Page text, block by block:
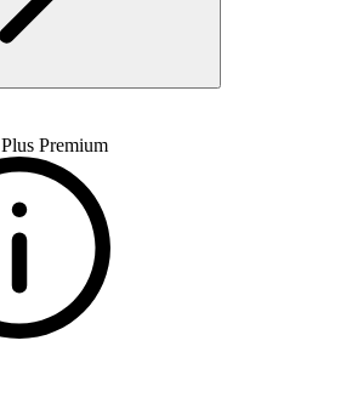
Plus Premium